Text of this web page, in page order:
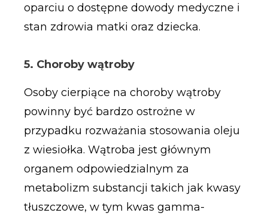
oparciu o dostępne dowody medyczne i
stan zdrowia matki oraz dziecka.
5. Choroby wątroby
Osoby cierpiące na choroby wątroby
powinny być bardzo ostrożne w
przypadku rozważania stosowania oleju
z wiesiołka. Wątroba jest głównym
organem odpowiedzialnym za
metabolizm substancji takich jak kwasy
tłuszczowe, w tym kwas gamma-